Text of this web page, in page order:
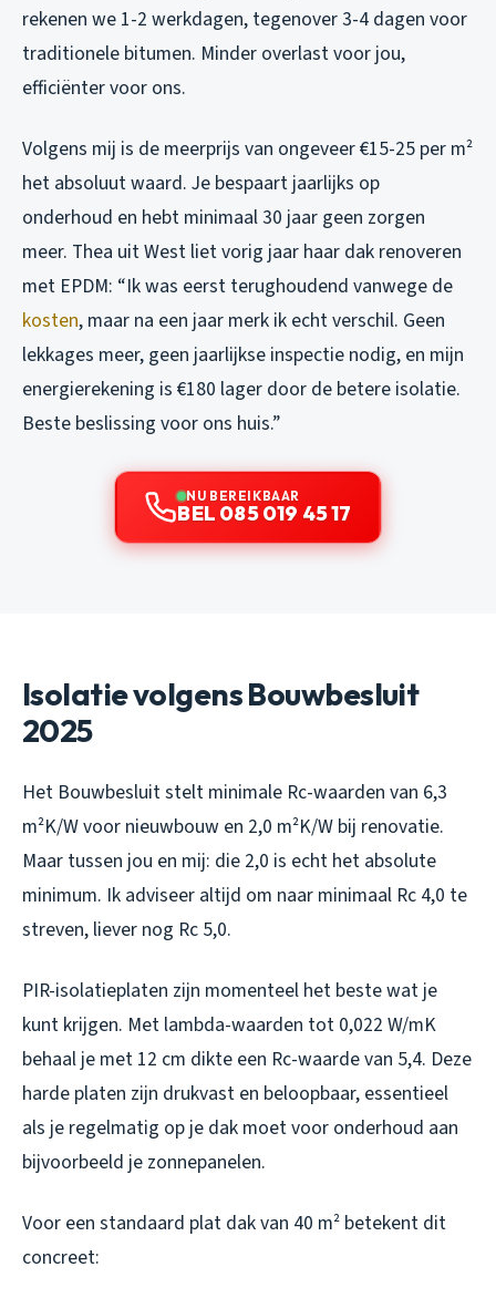
rekenen we 1-2 werkdagen, tegenover 3-4 dagen voor
traditionele bitumen. Minder overlast voor jou,
efficiënter voor ons.
Volgens mij is de meerprijs van ongeveer €15-25 per m²
het absoluut waard. Je bespaart jaarlijks op
onderhoud en hebt minimaal 30 jaar geen zorgen
meer. Thea uit West liet vorig jaar haar dak renoveren
met EPDM: “Ik was eerst terughoudend vanwege de
kosten, maar na een jaar merk ik echt verschil. Geen
lekkages meer, geen jaarlijkse inspectie nodig, en mijn
energierekening is €180 lager door de betere isolatie.
Beste beslissing voor ons huis.”
NU BEREIKBAAR
BEL 085 019 45 17
Isolatie volgens Bouwbesluit
2025
Het Bouwbesluit stelt minimale Rc-waarden van 6,3
m²K/W voor nieuwbouw en 2,0 m²K/W bij renovatie.
Maar tussen jou en mij: die 2,0 is echt het absolute
minimum. Ik adviseer altijd om naar minimaal Rc 4,0 te
streven, liever nog Rc 5,0.
PIR-isolatieplaten zijn momenteel het beste wat je
kunt krijgen. Met lambda-waarden tot 0,022 W/mK
behaal je met 12 cm dikte een Rc-waarde van 5,4. Deze
harde platen zijn drukvast en beloopbaar, essentieel
als je regelmatig op je dak moet voor onderhoud aan
bijvoorbeeld je zonnepanelen.
Voor een standaard plat dak van 40 m² betekent dit
concreet: